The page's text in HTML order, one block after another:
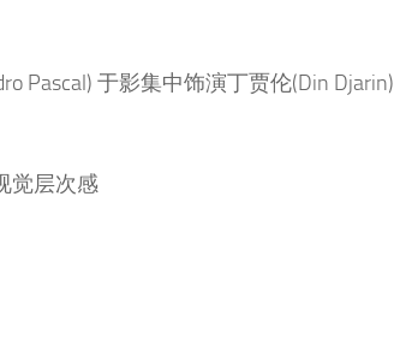
Pascal) 于影集中饰演丁贾伦(Din Djarin)
觉层次感